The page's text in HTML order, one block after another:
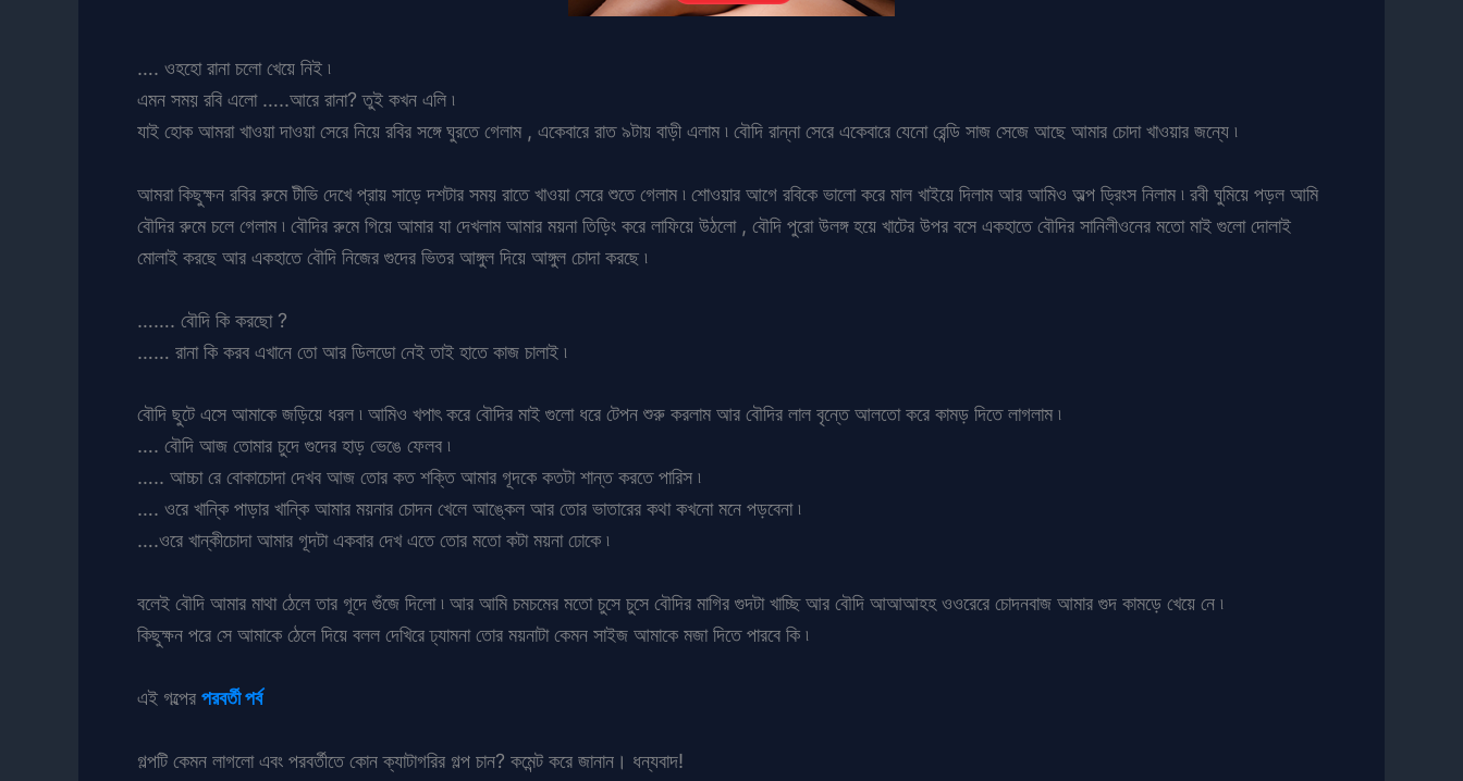
…. ওহহো রানা চলো খেয়ে নিই ৷
এমন সময় রবি এলো …..আরে রানা? তুই কখন এলি ৷
যাই হোক আমরা খাওয়া দাওয়া সেরে নিয়ে রবির সঙ্গে ঘুরতে গেলাম , একেবারে রাত ৯টায় বাড়ী এলাম ৷ বৌদি রান্না সেরে একেবারে যেনো রেন্ডি সাজ সেজে আছে আমার চোদা খাওয়ার জন্যে ৷
আমরা কিছুক্ষন রবির রুমে টীভি দেখে প্রায় সাড়ে দশটার সময় রাতে খাওয়া সেরে শুতে গেলাম ৷ শোওয়ার আগে রবিকে ভালো করে মাল খাইয়ে দিলাম আর আমিও অল্প ড্রিংস নিলাম ৷ রবী ঘুমিয়ে পড়ল আমি
বৌদির রুমে চলে গেলাম ৷ বৌদির রুমে গিয়ে আমার যা দেখলাম আমার ময়না তিড়িং করে লাফিয়ে উঠলো , বৌদি পুরো উলঙ্গ হয়ে খাটের উপর বসে একহাতে বৌদির সানিলীওনের মতো মাই গুলো দোলাই
মোলাই করছে আর একহাতে বৌদি নিজের গুদের ভিতর আঙ্গুল দিয়ে আঙ্গুল চোদা করছে ৷
……. বৌদি কি করছো ?
…… রানা কি করব এখানে তো আর ডিলডো নেই তাই হাতে কাজ চালাই ৷
বৌদি ছুটে এসে আমাকে জড়িয়ে ধরল ৷ আমিও খপাৎ করে বৌদির মাই গুলো ধরে টেপন শুরু করলাম আর বৌদির লাল বৃন্তে আলতো করে কামড় দিতে লাগলাম ৷
…. বৌদি আজ তোমার চুদে গুদের হাড় ভেঙে ফেলব ৷
….. আচ্চা রে বোকাচোদা দেখব আজ তোর কত শক্তি আমার গূদকে কতটা শান্ত করতে পারিস ৷
…. ওরে খান্কি পাড়ার খান্কি আমার ময়নার চোদন খেলে আঙ্কেল আর তোর ভাতারের কথা কখনো মনে পড়বেনা ৷
….ওরে খান্কীচোদা আমার গূদটা একবার দেখ এতে তোর মতো কটা ময়না ঢোকে ৷
বলেই বৌদি আমার মাথা ঠেলে তার গূদে গুঁজে দিলো ৷ আর আমি চমচমের মতো চুসে চুসে বৌদির মাগির গুদটা খাচ্ছি আর বৌদি আআআহহ ওওরেরে চোদনবাজ আমার গুদ কামড়ে খেয়ে নে ৷
কিছুক্ষন পরে সে আমাকে ঠেলে দিয়ে বলল দেখিরে ঢ্যামনা তোর ময়নাটা কেমন সাইজ আমাকে মজা দিতে পারবে কি ৷
এই গল্পের পরবর্তী পর্ব
গল্পটি কেমন লাগলো এবং পরবর্তীতে কোন ক্যাটাগরির গল্প চান? কমেন্ট করে জানান। ধন্যবাদ!